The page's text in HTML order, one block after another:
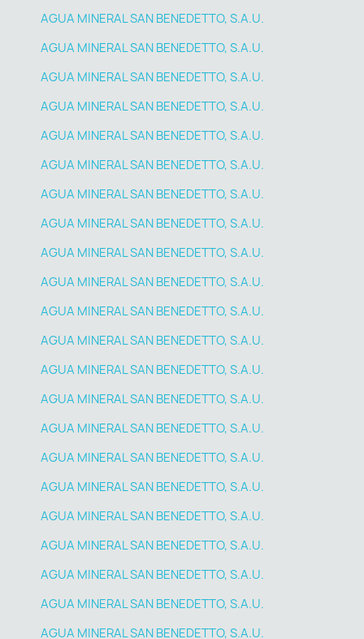
AGUA MINERAL SAN BENEDETTO, S.A.U.
AGUA MINERAL SAN BENEDETTO, S.A.U.
AGUA MINERAL SAN BENEDETTO, S.A.U.
AGUA MINERAL SAN BENEDETTO, S.A.U.
AGUA MINERAL SAN BENEDETTO, S.A.U.
AGUA MINERAL SAN BENEDETTO, S.A.U.
AGUA MINERAL SAN BENEDETTO, S.A.U.
AGUA MINERAL SAN BENEDETTO, S.A.U.
AGUA MINERAL SAN BENEDETTO, S.A.U.
AGUA MINERAL SAN BENEDETTO, S.A.U.
AGUA MINERAL SAN BENEDETTO, S.A.U.
AGUA MINERAL SAN BENEDETTO, S.A.U.
AGUA MINERAL SAN BENEDETTO, S.A.U.
AGUA MINERAL SAN BENEDETTO, S.A.U.
AGUA MINERAL SAN BENEDETTO, S.A.U.
AGUA MINERAL SAN BENEDETTO, S.A.U.
AGUA MINERAL SAN BENEDETTO, S.A.U.
AGUA MINERAL SAN BENEDETTO, S.A.U.
AGUA MINERAL SAN BENEDETTO, S.A.U.
AGUA MINERAL SAN BENEDETTO, S.A.U.
AGUA MINERAL SAN BENEDETTO, S.A.U.
AGUA MINERAL SAN BENEDETTO, S.A.U.